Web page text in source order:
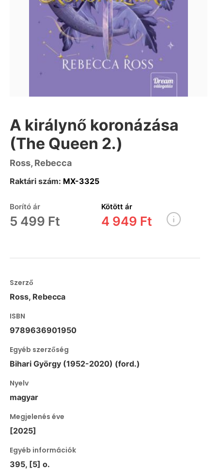
A királynő koronázása
(The Queen 2.)
Ross, Rebecca
Raktári szám: MX-3325
Borító ár
5 499 Ft
Kötött ár
4 949 Ft
Szerző
Ross, Rebecca
ISBN
9789636901950
Egyéb szerzőség
Bihari György (1952-2020) (ford.)
Nyelv
magyar
Megjelenés éve
[2025]
Egyéb információk
395, [5] o.